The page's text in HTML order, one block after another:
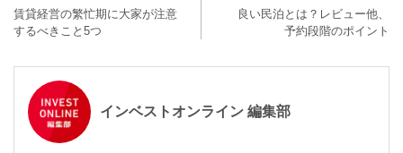
賃貸経営の繁忙期に大家が注意
するべきこと5つ
良い民泊とは？レビュー他、
予約段階のポイント
インベストオンライン 編集部